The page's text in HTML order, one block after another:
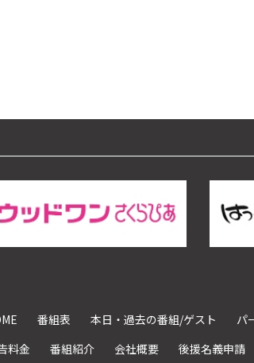
番組表 本日・過去の番組/ゲスト パ
料金
番組紹介 会社概要 後援名義申請